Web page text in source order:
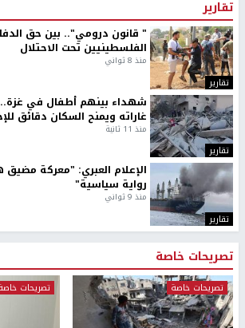
تقارير
تقارير
" قانون درومي".. بين حق
الفلسطينيين تحت الاحتلال
منذ 8 ثواني
تقارير
شهداء بينهم أطفال في غزة..
غاراته ويمنح السكان دقائق
منذ 11 ثانية
تقارير
الإعلام العبري: "معركة
رواية سياسية"
منذ 9 ثواني
تصريحات خاصة
تصريحات خاصة تصريحات